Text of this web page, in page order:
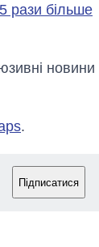
рази більше
новини
.
Підписатися